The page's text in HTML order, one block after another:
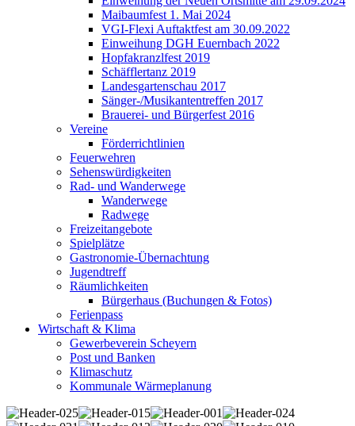
Maibaumfest 1. Mai 2024
VGI-Flexi Auftaktfest am 30.09.2022
Einweihung DGH Euernbach 2022
Hopfakranzlfest 2019
Schäfflertanz 2019
Landesgartenschau 2017
Sänger-/Musikantentreffen 2017
Brauerei- und Bürgerfest 2016
Vereine
Förderrichtlinien
Feuerwehren
Sehenswürdigkeiten
Rad- und Wanderwege
Wanderwege
Radwege
Freizeitangebote
Spielplätze
Gastronomie-Übernachtung
Jugendtreff
Räumlichkeiten
Bürgerhaus (Buchungen & Fotos)
Ferienpass
Wirtschaft & Klima
Gewerbeverein Scheyern
Post und Banken
Klimaschutz
Kommunale Wärmeplanung